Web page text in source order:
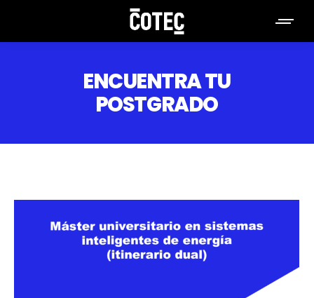
ENCUENTRA TU
POSTGRADO